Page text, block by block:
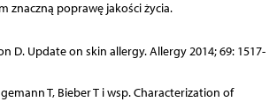
znaczną poprawę jakości życia.
D. Update on skin allergy. Allergy 2014; 69: 1517-
T, Bieber T i wsp. Characterization of